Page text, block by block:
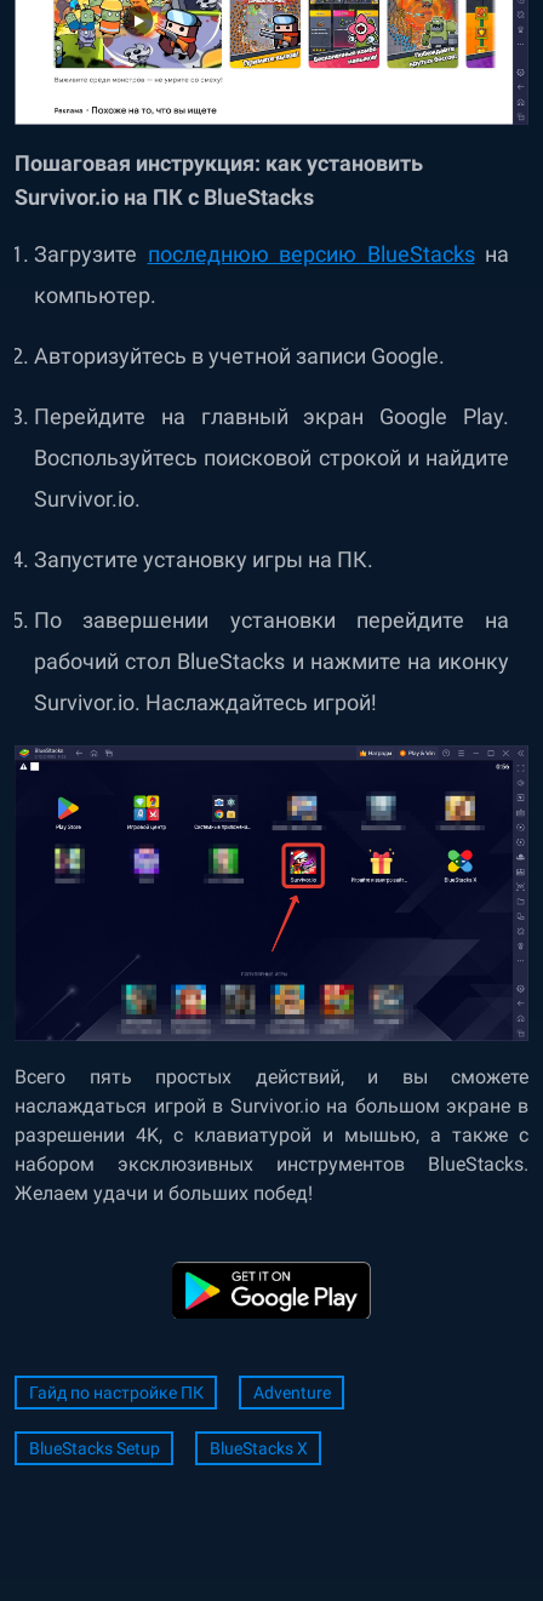
Пошаговая инструкция: как установить
Survivor.io на ПК с BlueStacks
Загрузите последнюю версию BlueStacksна
компьютер.
Авторизуйтесь в учетной записи Google.
Перейдите на главный экран Google Play.
Воспользуйтесь поисковой строкой и найдите
Survivor.io.
Запустите установку игры на ПК.
По завершении установки перейдите на
рабочий стол BlueStacks и нажмите на иконку
Survivor.io. Наслаждайтесь игрой!
Всего пять простых действий, и вы сможете
наслаждаться игрой в Survivor.io на большом экране в
разрешении 4K, с клавиатурой и мышью, а также с
набором эксклюзивных инструментов BlueStacks.
Желаем удачи и больших побед!
Гайд по настройке ПК Adventure
BlueStacks Setup BlueStacks X